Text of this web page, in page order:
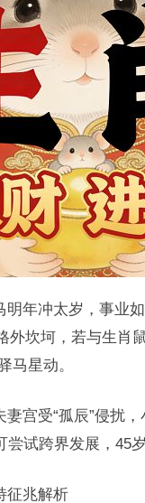
明年冲太岁，事业
外坎坷，若与生肖
马星动。
妻宫受“孤辰”侵扰
尝试跨界发展，45
征兆解析